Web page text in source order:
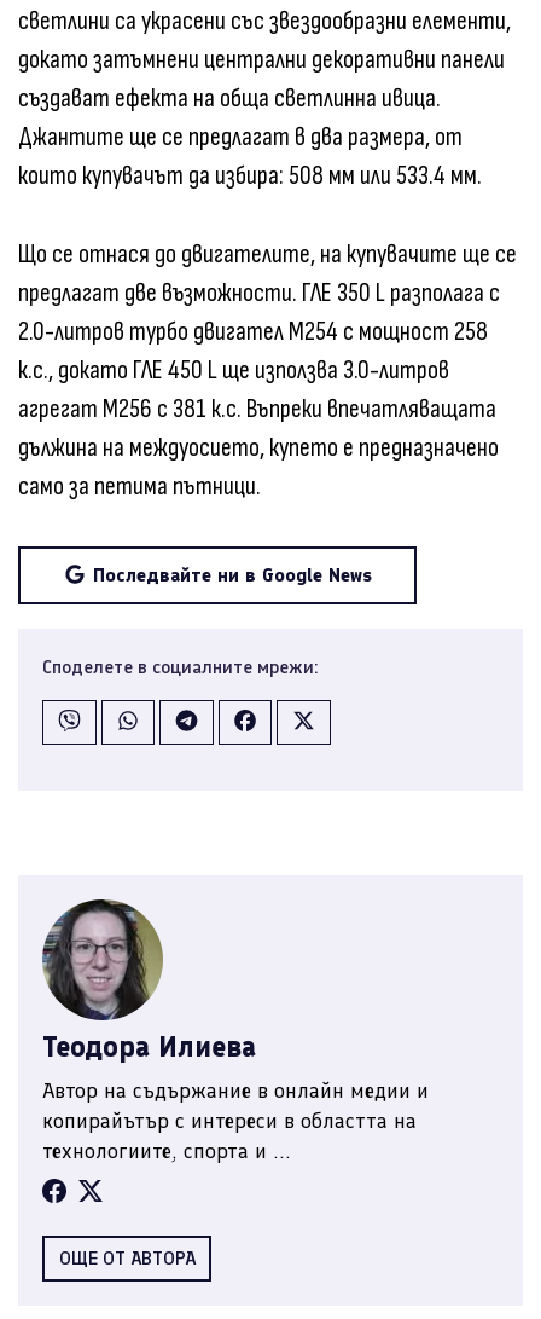
светлини са украсени със звездообразни елементи,
докато затъмнени централни декоративни панели
създават ефекта на обща светлинна ивица.
Джантите ще се предлагат в два размера, от
които купувачът да избира: 508 мм или 533.4 мм.
Що се отнася до двигателите, на купувачите ще се
предлагат две възможности. ГЛЕ 350 L разполага с
2.0-литров турбо двигател M254 с мощност 258
к.с., докато ГЛЕ 450 L ще използва 3.0-литров
агрегат M256 с 381 к.с. Въпреки впечатляващата
дължина на междуосието, купето е предназначено
само за петима пътници.
Последвайте ни в Google News
Споделете в социалните мрежи:
Теодора Илиева
Автор на съдържание в онлайн медии и
копирайътър с интереси в областта на
технологиите, спорта и ...
ОЩЕ ОТ АВТОРА